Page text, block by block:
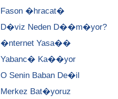
Fason �hracat�
D�viz Neden D��m�yor?
�nternet Yasa��
Yabanc� Ka��yor
O Senin Baban De�il
Merkez Bat�yoruz